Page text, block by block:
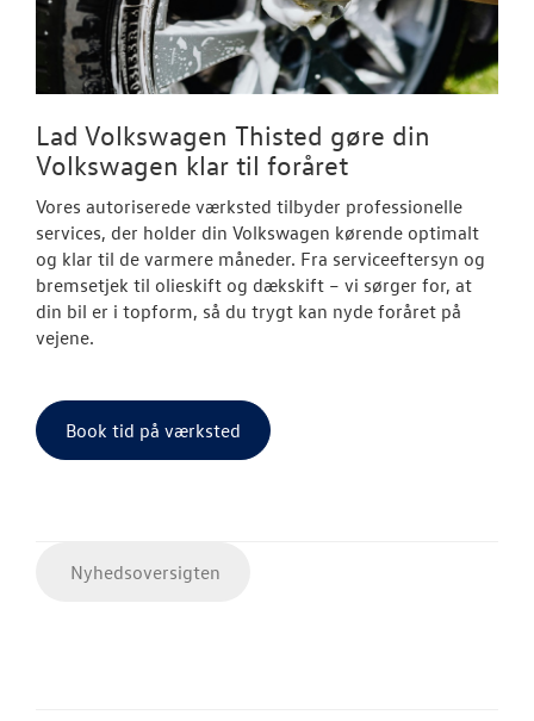
Lad Volkswagen Thisted gøre din
Volkswagen klar til foråret
Vores autoriserede værksted tilbyder professionelle
services, der holder din Volkswagen kørende optimalt
og klar til de varmere måneder. Fra serviceeftersyn og
bremsetjek til olieskift og dækskift – vi sørger for, at
din bil er i topform, så du trygt kan nyde foråret på
vejene.
Book tid på værksted
Nyhedsoversigten